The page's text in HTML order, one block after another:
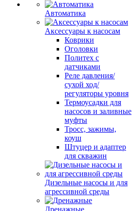
Автоматика
Аксессуары к насосам
Коврики
Оголовки
Политех с
датчиками
Реле давления/
сухой ход/
регуляторы уровня
Термоусадки для
насосов и заливные
муфты
Тросс, зажимы,
коуш
Штуцер и адаптер
для скважин
Дизельные насосы и для
агрессивной среды
Дренажные